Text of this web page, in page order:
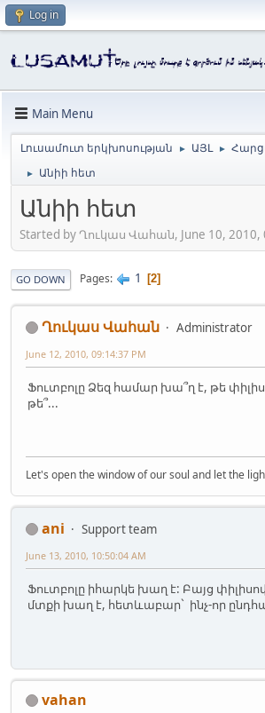
Log in
Main Menu
Լուսամուտ երկխոսության ► ԱՅԼ ►
► Անիի հետ
Անիի հետ
Started by Ղուկաս Վահան, June 10, 2010,
GO DOWN Pages 1 2
Ղուկաս Վահան
Administrator
June 12, 2010, 09:14:37 PM
Ֆուտբոլը Ձեզ համար խա՞ղ է, թե
թե՞...
Let's open the window of our soul and let the
ani
Support team
June 13, 2010, 10:50:04 AM
Ֆուտբոլը իհարկե խաղ է: Բայց
մտքի խաղ է, հետևաբար` ինչ-որ
vahan